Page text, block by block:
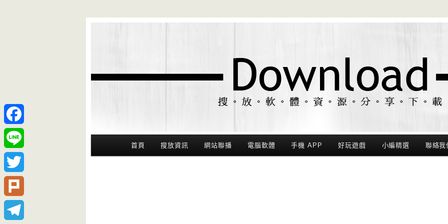
Main Menu
首頁 搜放資訊 網站聯播 電腦軟體 手機 APP 好玩遊戲 小編精選 聯絡我
Facebook
Line
Twitter
Plurk